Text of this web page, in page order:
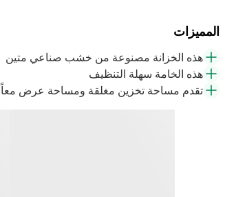
المميزات
هذه الخزانة مصنوعة من خشب صناعي متين
هذه الخامة سهلة التنظيف
تقدم مساحة تخزين مغلقة ومساحة عرض معاً